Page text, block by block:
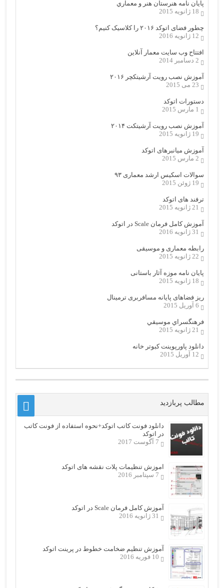
پایان نامه هنرستان هنر و معماري
18 ژانویه 2015
چطور فضای اتوکد ۲۰۱۶ را کلاسیک کنیم؟
12 ژانویه 2016
افتتاح وب سایت معمار آنلاین
2 دسامبر 2014
آموزش نصب رویت آرشیتکچر ۲۰۱۶
23 می 2015
دستورات اتوکد
1 مارس 2015
آموزش نصب رویت آرشیتکت ۲۰۱۴
19 ژانویه 2015
آموزش میانبرهای اتوکد
2 مارس 2015
سوالات اسکیس ارشد معماری ۹۳
19 ژوئن 2015
ترفند های اتوکد
21 ژانویه 2015
آموزش کامل فرمان Scale در اتوکد
31 ژانویه 2016
رابطه معماری و موسیقی
22 ژانویه 2015
پایان نامه موزه آثار باستانی
18 ژانویه 2015
ریز فضاهای پایانه مسافربری ترمینال
6 آوریل 2015
فرهنگسراي موسيقي
21 ژانویه 2015
دانلود پاورپوینت کبوتر خانه
12 آوریل 2015
مطالب پربازدید
دانلود فونت کاتب اتوکد+نحوه استفاده از فونت کاتب
در اتوکد
7 آگوست 2017
اموزش تنظیمات پلات نقشه های اتوکد
7 سپتامبر 2016
آموزش کامل فرمان Scale در اتوکد
31 ژانویه 2016
آموزش تنظیم ضخامت خطوط در پرینت اتوکد
10 فوریه 2016